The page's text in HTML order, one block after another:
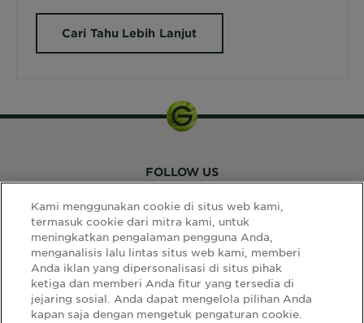
Cari Tahu Lebih Lanjut
LINK SITUS
Select
FOLLOW US
Kami menggunakan cookie di situs web kami,
termasuk cookie dari mitra kami, untuk
meningkatkan pengalaman pengguna Anda,
menganalisis lalu lintas situs web kami, memberi
Anda iklan yang dipersonalisasi di situs pihak
ketiga dan memberi Anda fitur yang tersedia di
jejaring sosial. Anda dapat mengelola pilihan Anda
kapan saja dengan mengetuk pengaturan cookie.